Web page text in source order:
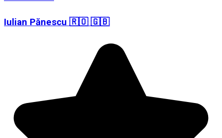
Iulian Pănescu 🇷🇴 🇬🇧